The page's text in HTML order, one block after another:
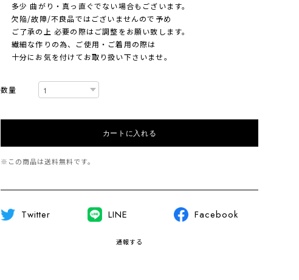
多少 曲がり・真っ直ぐでない場合もございます。
欠陥/故障/不良品ではございませんので予め
ご了承の上 必要の際はご調整をお願い致します。
繊細な作りの為、ご使用・ご着用の際は
十分にお気を付けてお取り扱い下さいませ。
数量
カートに入れる
※この商品は送料無料です。
Twitter LINE Facebook
通報する